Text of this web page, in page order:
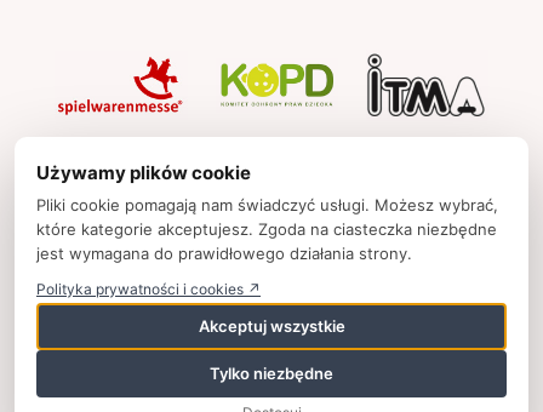
Strona główna
Polityka prywatności
Kontakt
Strony partnerskie
© 2025zpkinfo.pl,
ul. Ku Wiśle 7, 00-707 Warszawa, Polska,
Używamy plików cookie
Pliki cookie pomagają nam świadczyć usługi. Możesz wybrać,
które kategorie akceptujesz. Zgoda na ciasteczka niezbędne
jest wymagana do prawidłowego działania strony.
Polityka prywatności i cookies ↗
Akceptuj wszystkie
Tylko niezbędne